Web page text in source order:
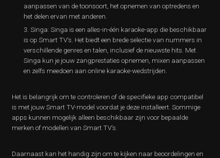
aanpassen van de toonsoort, het opnemen van optredens en
het delen ervan met anderen.
Singa: Singa is een alles-in-één karaoke-app die beschikbaar
is op Smart TV’s. Het biedt een brede selectie van nummers in
verschillende genres en talen, inclusief de nieuwste hits. Met
Singa kun je jouw zangprestaties opnemen, mixen aanpassen
en zelfs meedoen aan online karaoke-wedstrijden.
Het is belangrijk om te controleren of de specifieke app compatibel
is met jouw Smart TV-model voordat je deze installeert. Sommige
apps kunnen mogelijk alleen beschikbaar zijn voor bepaalde
merken of modellen van Smart TV’s.
Daarnaast kan het handig zijn om te kijken naar beoordelingen en